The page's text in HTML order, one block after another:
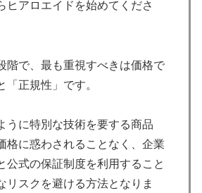
ヒアロエイドを始めてくださ
階で、最も重視すべきは価格で
「正規性」です。
うに特別な技術を要する商品
格に惑わされることなく、企業
公式の保証制度を利用すること
リスクを避ける方法となりま